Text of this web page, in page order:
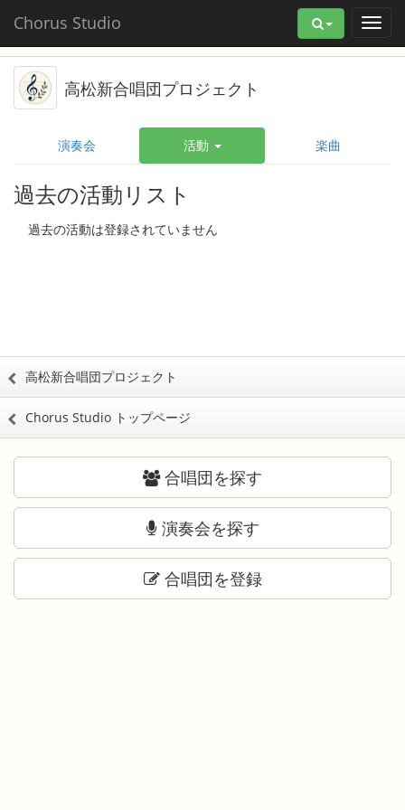
Chorus Studio
高松新合唱団プロジェクト
演奏会 活動 楽曲
過去の活動リスト
過去の活動は登録されていません
高松新合唱団プロジェクト
Chorus Studio トップページ
合唱団を探す
演奏会を探す
合唱団を登録